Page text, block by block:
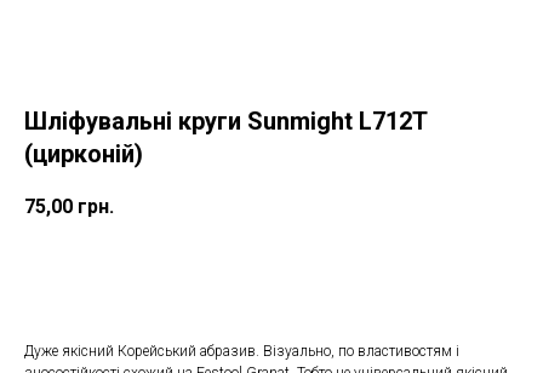
Шліфувальні круги Sunmight L712T
(цирконій)
75,00 грн.
Дуже якісний Корейський абразив. Візуально, по властивостям і